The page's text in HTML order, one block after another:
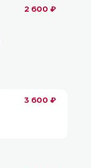
2 600 ₽
3 600 ₽